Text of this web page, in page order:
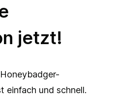
jetzt!
einfach und schnell.